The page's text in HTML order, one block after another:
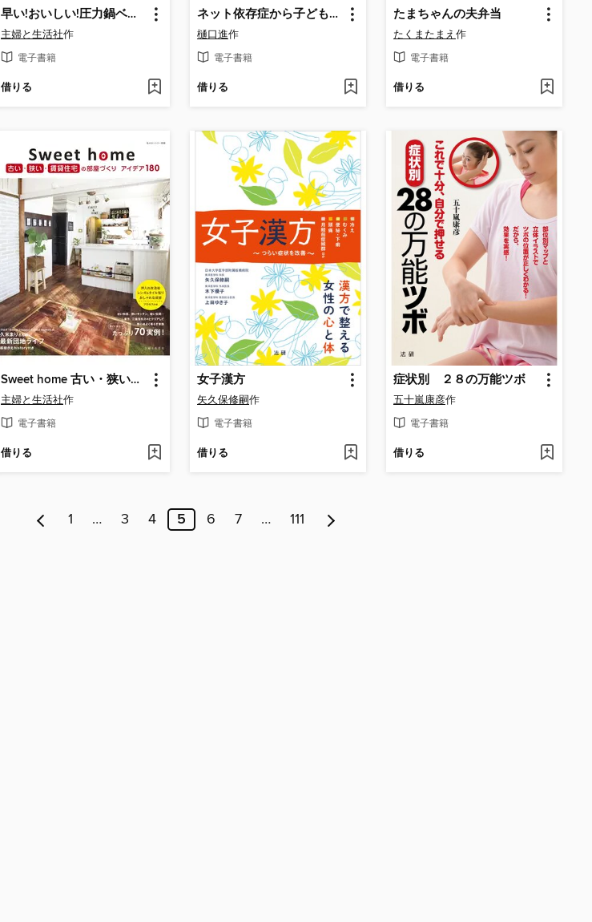
早い!おいしい!圧力鍋ベストレシピ１５０
主婦と生活社作
電子書籍
借りる
ネット依存症から子どもを救う本
樋口進作
電子書籍
借りる
たまちゃんの夫弁当
たくまたまえ作
電子書籍
借りる
Sweet home 古い・狭い・賃貸住宅の部屋づくり アイデア180
主婦と生活社作
電子書籍
借りる
女子漢方
矢久保修嗣作
電子書籍
借りる
症状別 ２８の万能ツボ
五十嵐康彦作
電子書籍
借りる
1 … 3 4 5 6 7 … 111